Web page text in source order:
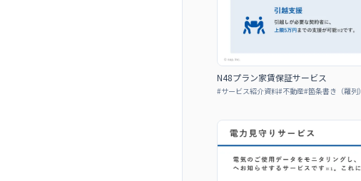
N48プラン家賃保証サービス
#サービス紹介資料#不動産#箇条書き（羅列）